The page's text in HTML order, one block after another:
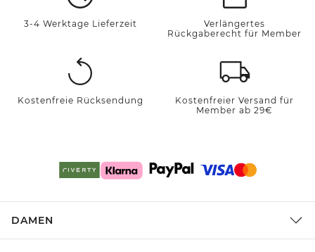
3-4 Werktage Lieferzeit
Verlängertes
Rückgaberecht für Member
Kostenfreie Rücksendung
Kostenfreier Versand für
Member ab 29€
DAMEN